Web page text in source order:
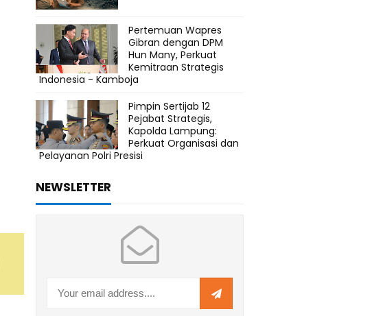
Pertemuan Wapres
Gibran dengan DPM
Hun Many, Perkuat
Kemitraan Strategis
Indonesia - Kamboja
Pimpin Sertijab 12
Pejabat Strategis,
Kapolda Lampung:
Perkuat Organisasi dan
Pelayanan Polri Presisi
NEWSLETTER